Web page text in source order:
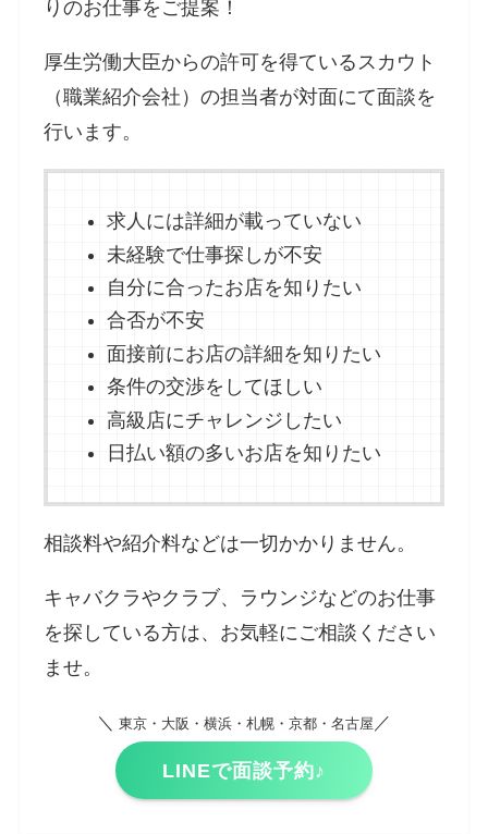
りのお仕事をご提案！
厚生労働大臣からの許可を得ているスカウト
（職業紹介会社）の担当者が対面にて面談を
行います。
求人には詳細が載っていない
未経験で仕事探しが不安
自分に合ったお店を知りたい
合否が不安
面接前にお店の詳細を知りたい
条件の交渉をしてほしい
高級店にチャレンジしたい
日払い額の多いお店を知りたい
相談料や紹介料などは一切かかりません。
キャバクラやクラブ、ラウンジなどのお仕事
を探している方は、お気軽にご相談ください
ませ。
＼ 東京・大阪・横浜・札幌・京都・名古屋 ／
LINEで面談予約♪